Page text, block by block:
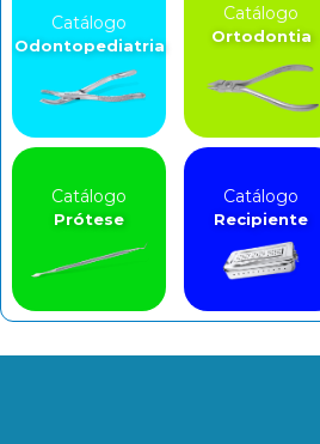
Catálogo
Odontopediatria
Catálogo
Ortodontia
Catálogo
Prótese
Catálogo
Recipiente